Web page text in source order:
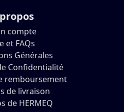
compte
et FAQs
Générales
Confidentialité
remboursement
de livraison
de HERMEQ